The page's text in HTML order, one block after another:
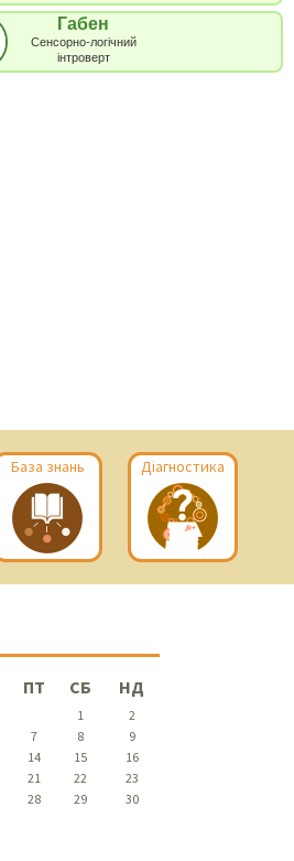
Габен
Сенсорно-логічний
інтроверт
База знань Діагностика
ПТ СБ НД
1
2
7 8
9
14 15
16
21 22
23
28 29
30